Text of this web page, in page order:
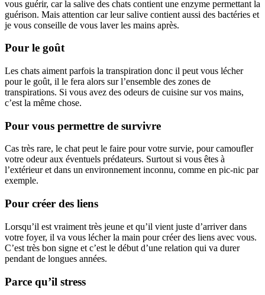
vous guérir, car la salive des chats contient une enzyme permettant la
guérison. Mais attention car leur salive contient aussi des bactéries et
je vous conseille de vous laver les mains après.
Pour le goût
Les chats aiment parfois la transpiration donc il peut vous lécher
pour le goût, il le fera alors sur l’ensemble des zones de
transpirations. Si vous avez des odeurs de cuisine sur vos mains,
c’est la même chose.
Pour vous permettre de survivre
Cas très rare, le chat peut le faire pour votre survie, pour camoufler
votre odeur aux éventuels prédateurs. Surtout si vous êtes à
l’extérieur et dans un environnement inconnu, comme en pic-nic par
exemple.
Pour créer des liens
Lorsqu’il est vraiment très jeune et qu’il vient juste d’arriver dans
votre foyer, il va vous lécher la main pour créer des liens avec vous.
C’est très bon signe et c’est le début d’une relation qui va durer
pendant de longues années.
Parce qu’il stress